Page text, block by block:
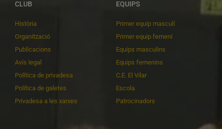
CLUB
Història
Organització
Publicacions
Avís legal
Política de privadesa
Política de galetes
Privadesa a les xarxes
EQUIPS
Primer equip masculí
Primer equip femení
Equips masculins
Equips femenins
C.E. El Vilar
Escola
Patrocinadors